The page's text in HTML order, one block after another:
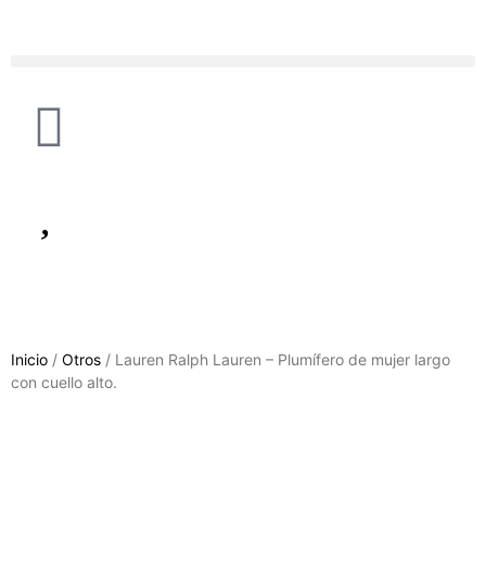
Inicio / Otros / Lauren Ralph Lauren – Plumífero de mujer largo
con cuello alto.